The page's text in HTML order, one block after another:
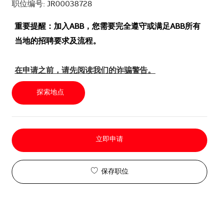
职位编号: JR00038728
重要提醒：加入ABB，您需要完全遵守或满足ABB所有
当地的招聘要求及流程。
在申请之前，请先阅读我们的诈骗警告。
探索地点
立即申请
保存职位